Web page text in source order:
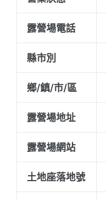
露營場電話
縣市別
鄉/鎮/市/區
露營場地址
露營場網站
土地座落地號